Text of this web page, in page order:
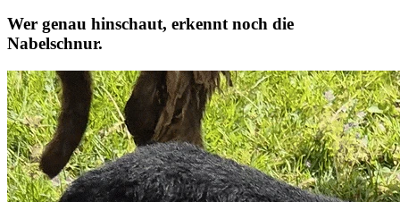
Wer genau hinschaut, erkennt noch die
Nabelschnur.